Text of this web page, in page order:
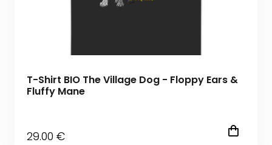
T-Shirt BIO The Village Dog - Floppy Ears &
Fluffy Mane
29.00 €